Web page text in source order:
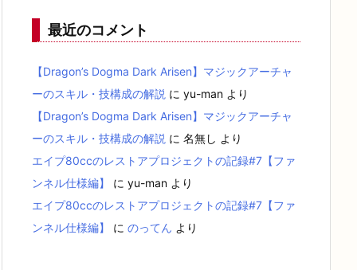
ブ 最近のコメント
【Dragon’s Dogma Dark Arisen】マジックアーチャ
ーのスキル・技構成の解説 に yu-man より
【Dragon’s Dogma Dark Arisen】マジックアーチャ
ーのスキル・技構成の解説 に 名無し より
エイプ80ccのレストアプロジェクトの記録#7【ファ
ンネル仕様編】
に yu-man より
エイプ80ccのレストアプロジェクトの記録#7【ファ
ンネル仕様編】
に のってん より